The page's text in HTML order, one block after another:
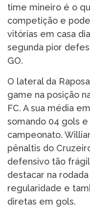
time mineiro é o
competição e
vitórias em casa
segunda pior
GO.
O lateral da
game na posição
FC. A sua média
somando 04 gols
campeonato.
pênaltis do
defensivo tão
destacar na
regularidade e
diretas em gols.